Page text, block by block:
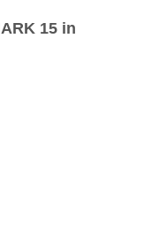
15 in